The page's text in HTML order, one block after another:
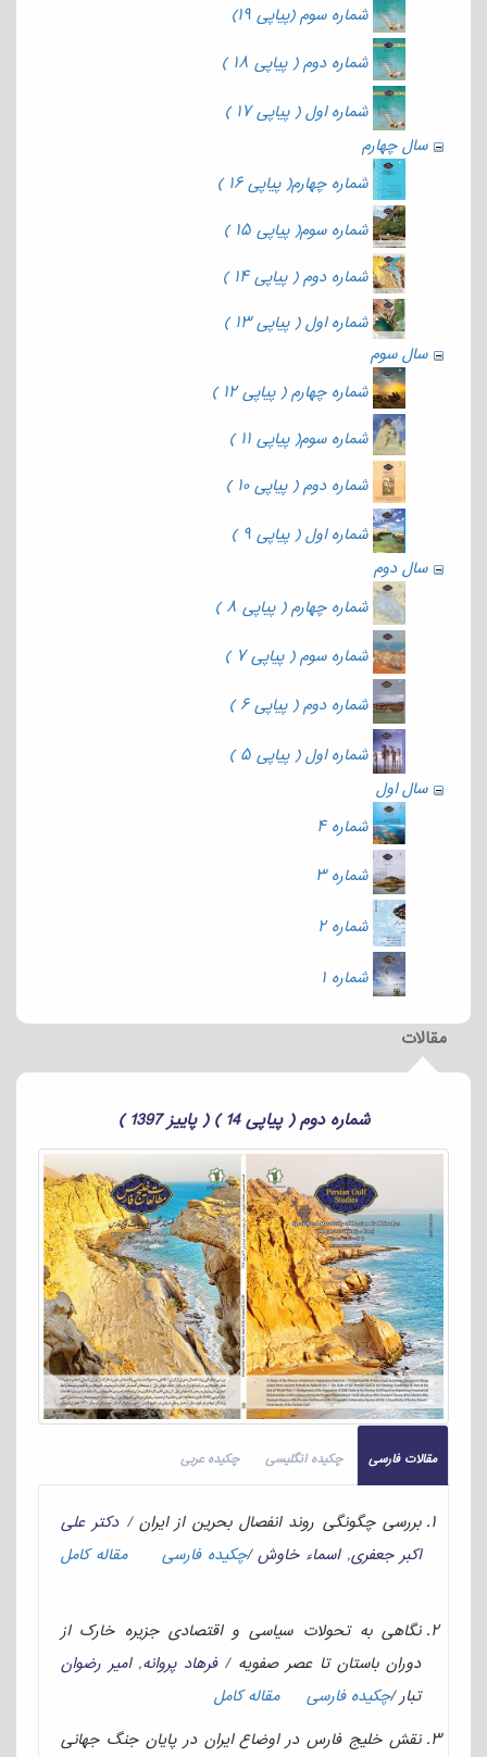
شماره سوم (پیاپی ۱۹)
شماره دوم ( پیاپی ۱۸ )
شماره اول ( پیاپی ۱۷ )
سال چهارم
شماره چهارم( پیاپی ۱۶ )
شماره سوم( پیاپی ۱۵ )
شماره دوم ( پیاپی ۱۴ )
شماره اول ( پیاپی ۱۳ )
سال سوم
شماره چهارم ( پیاپی ۱۲ )
شماره سوم( پیاپی ۱۱ )
شماره دوم ( پیاپی ۱۰ )
شماره اول ( پیاپی ۹ )
سال دوم
شماره چهارم ( پیاپی ۸ )
شماره سوم ( پیاپی ۷ )
شماره دوم ( پیاپی ۶ )
شماره اول ( پیاپی ۵ )
سال اول
شماره ۴
شماره ۳
شماره ۲
شماره ۱
مقالات
شماره دوم ( پیاپی 14 ) ( پاییز 1397 )
مقالات فارسی چکیده انگلیسی چکیده عربی
بررسی چگونگی روند انفصال بحرين از ايران /دكتر علی
اکبر جعفری, اسماء خاوش/چکیده فارسیمقاله کامل
نگاهی به تحولات سياسی و اقتصادی جزيره خارک از
دوران باستان تا عصر صفويه /فرهاد پروانه, امیر رضوان
تبار/چکیده فارسیمقاله کامل
نقش خليج فارس در اوضاع ايران در پايان جنگ جهانی